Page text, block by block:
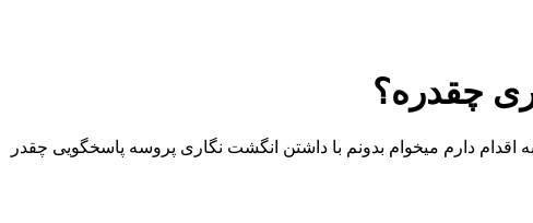
چقدره؟
دارم میخوام بدونم با داشتن انگشت نگاری پروسه پاسخگویی چقدر